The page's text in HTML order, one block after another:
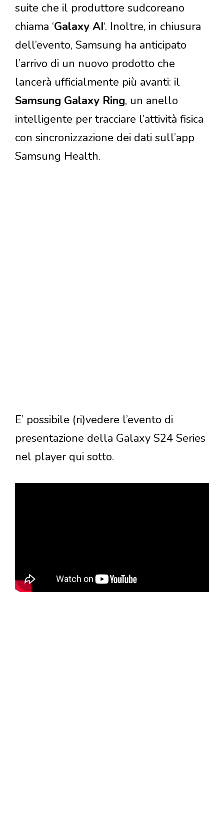
suite che il produttore sudcoreano
chiama ‘Galaxy AI‘. Inoltre, in chiusura
dell’evento, Samsung ha anticipato
l’arrivo di un nuovo prodotto che
lancerà ufficialmente più avanti: il
Samsung Galaxy Ring, un anello
intelligente per tracciare l’attività fisica
con sincronizzazione dei dati sull’app
Samsung Health.
E’ possibile (ri)vedere l’evento di
presentazione della Galaxy S24 Series
nel player qui sotto.